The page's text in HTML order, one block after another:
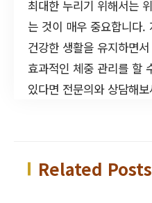
최대한 누리기 위해서는
는 것이 매우 중요합니다.
건강한 생활을 유지하면
효과적인 체중 관리를 할
있다면 전문의와 상담해
Related Posts